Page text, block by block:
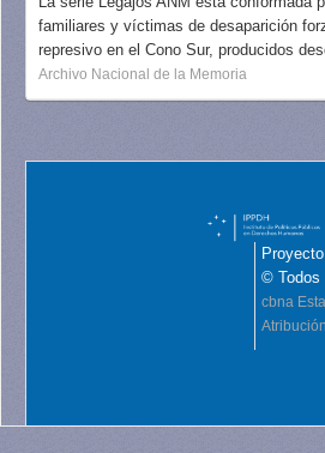
familiares y víctimas de desaparición
represivo en el Cono Sur, producidos
Archivo Nacional de la Memoria
© Todos
cbna